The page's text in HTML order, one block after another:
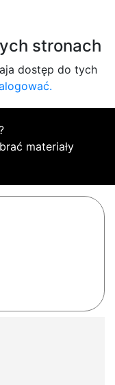
stronach
dostęp do tych
materiały